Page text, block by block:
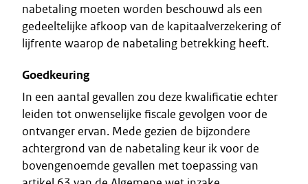
nabetaling moeten worden beschouwd als een
gedeeltelijke afkoop van de kapitaalverzekering of
lijfrente waarop de nabetaling betrekking heeft.
Goedkeuring
In een aantal gevallen zou deze kwalificatie echter
leiden tot onwenselijke fiscale gevolgen voor de
ontvanger ervan. Mede gezien de bijzondere
achtergrond van de nabetaling keur ik voor de
bovengenoemde gevallen met toepassing van